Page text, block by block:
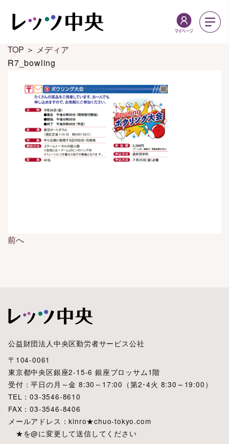
TOP ＞ メディア
R7_bowling
投
ー
シ
ョ
ン
前へ
公益財団法人中央区勤労者サービス公社
〒104-0061
東京都中央区銀座2-15-6 銀座ブロッサム1階
受付：平日の月～金 8:30～17:00（第2･4火 8:30～19:00）
TEL：03-3546-8610
FAX：03-3546-8406
メールアドレス：kinro★chuo-tokyo.com
★を@に変更して送信してください